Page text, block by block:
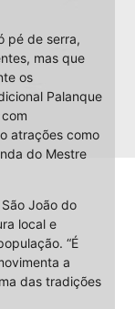
pé de serra,
mas que
os
Palanque
atrações como
do Mestre
João do
local e
“É
a
das tradições